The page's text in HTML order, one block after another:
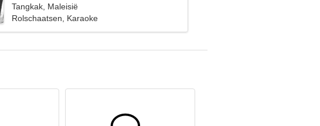
Tangkak, Maleisië
Rolschaatsen, Karaoke